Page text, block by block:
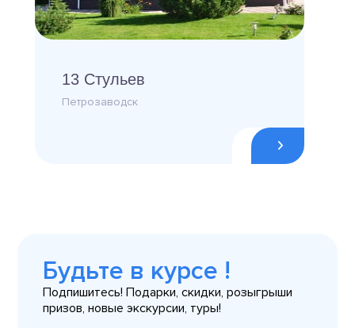
13 Стульев
Петрозаводск
Будьте в курсе !
Подпишитесь! Подарки, скидки, розыгрыши
призов, новые экскурсии, туры!